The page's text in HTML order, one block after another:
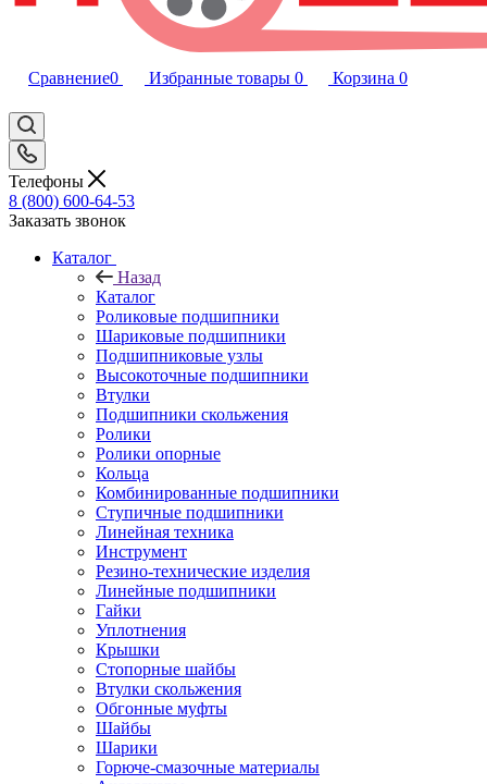
Сравнение0 Избранные товары 0 Корзина 0
Телефоны
8 (800) 600-64-53
Заказать звонок
Каталог
Назад
Каталог
Роликовые подшипники
Шариковые подшипники
Подшипниковые узлы
Высокоточные подшипники
Втулки
Подшипники скольжения
Ролики
Ролики опорные
Кольца
Комбинированные подшипники
Ступичные подшипники
Линейная техника
Инструмент
Резино-технические изделия
Линейные подшипники
Гайки
Уплотнения
Крышки
Стопорные шайбы
Втулки скольжения
Обгонные муфты
Шайбы
Шарики
Горюче-смазочные материалы